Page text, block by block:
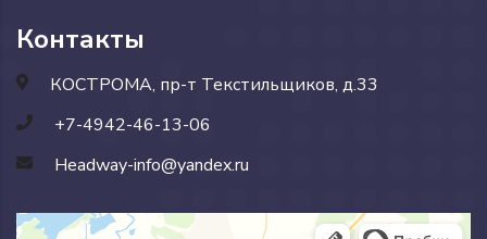
Контакты
КОСТРОМА, пр-т Текстильщиков, д.33
+7-4942-46-13-06
Headway-info@yandex.ru